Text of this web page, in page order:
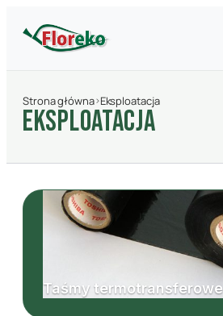
Strona główna›Eksploatacja
Eksploatacja
Taśmy termotransferowe